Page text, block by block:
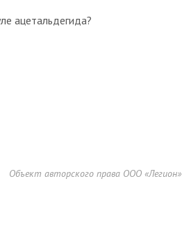
ацетальдегида?
Объект авторского права ООО «Легион»